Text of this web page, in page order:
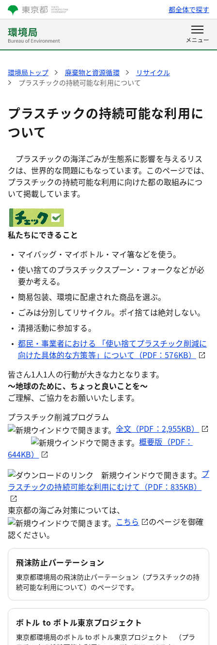
都全体で探す
環境局トップ 廃棄物と資源循環
リサイクル
プラスチックの持続可能な利用について
プラスチックの持続可能な利用に
ついて
プラスチックの海洋ごみが生態系に影響を与えるリス
クは、世界的な問題にもなっています。このページでは、
プラスチックの持続可能な利用に向けた都の取組みにつ
いて掲載しています。
私たちにできること
マイバッグ・マイボトル・マイ箸などを使う。
使い捨てのプラスチックスプーン・フォークなどが必
要か考える。
簡易包装、環境に配慮された商品を選ぶ。
ごみは分別してリサイクル。ポイ捨ては絶対しない。
清掃活動に参加する。
都民・事業者における 「使い捨てプラスチック削減に
向けた具体的な方策等」について（PDF：576KB）
皆さん1人1人の行動が大きな力となります。
～地球のために、ちょっと良いことを～
ご理解、ご協力をお願いいたします。
プラスチック削減プログラム
全文（PDF：2,955KB）
概要版（PDF：
644KB）
プ
ラスチックの持続可能な利用にむけて（PDF：835KB）
東京都の海ごみ対策については、
こちら
のページを御確
認ください。
飛沫防止パーテーション
東京都環境局の飛沫防止パーテーション（プラスチックの持
続可能な利用について）のページです。
ボトル to ボトル東京プロジェクト
東京都環境局のボトル to ボトル東京プロジェクト （プラ